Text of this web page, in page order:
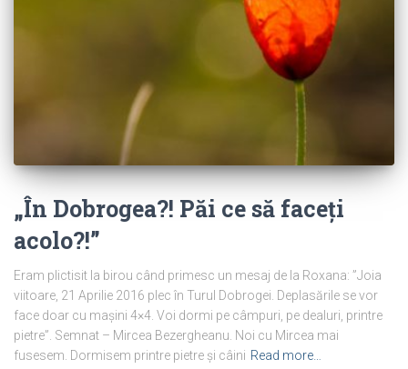
„În Dobrogea?! Păi ce să faceți
acolo?!”
Eram plictisit la birou când primesc un mesaj de la Roxana: ”Joia
viitoare, 21 Aprilie 2016 plec în Turul Dobrogei. Deplasările se vor
face doar cu mașini 4×4. Voi dormi pe câmpuri, pe dealuri, printre
pietre”. Semnat – Mircea Bezergheanu. Noi cu Mircea mai
fusesem. Dormisem printre pietre și câini Read more…